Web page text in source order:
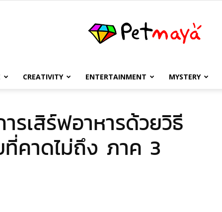
เพชร
มายา
CREATIVITY ENTERTAINMENT MYSTERY
รเสิร์ฟอาหารด้วยวิธี
คาดไม่ถึง ภาค 3